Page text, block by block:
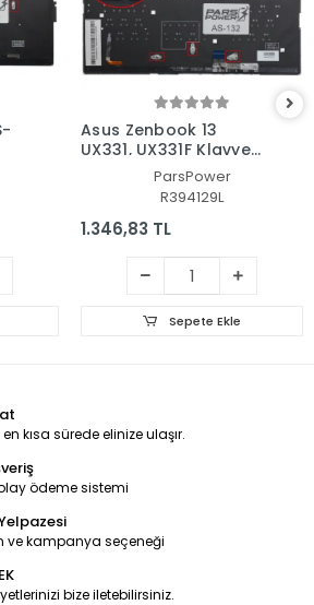
Asus Zenbook 13
UX331, UX331F Klavye
Işıklı (Siyah TR)
ParsPower
R394129L
1.346,83 TL
Sepete Ekle
kısa sürede elinize ulaşır.
ödeme sistemi
ve kampanya seçeneği
bize iletebilirsiniz.